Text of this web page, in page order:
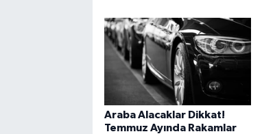
Araba Alacaklar Dikkat!
Temmuz Ayında Rakamlar